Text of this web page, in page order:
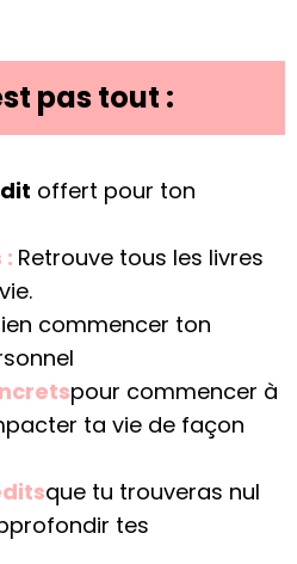
pas tout :
offert pour ton
: Retrouve tous les livres
commencer ton
pour commencer à
ta vie de façon
que tu trouveras nul
tes